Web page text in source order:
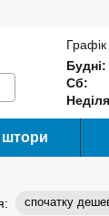
Будні:
Сб:
штори
спочатку